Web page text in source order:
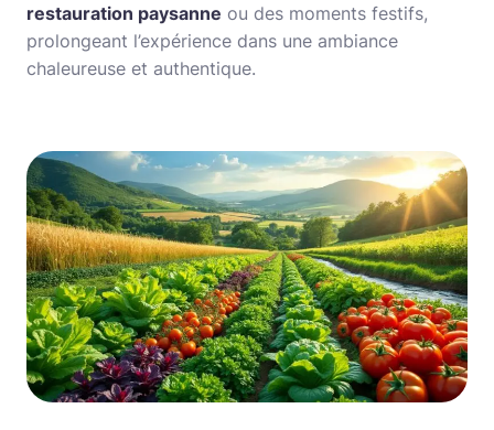
restauration paysanne ou des moments festifs,
prolongeant l’expérience dans une ambiance
chaleureuse et authentique.